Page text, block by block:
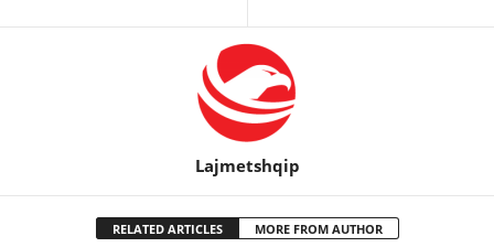
Lajmetshqip
RELATED ARTICLES MORE FROM AUTHOR